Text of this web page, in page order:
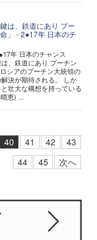
は、鉄道にあり プー
」 - 2●17年 日本のチ
年 日本のチャンス
、鉄道にあり プーチン
シアのプーチン大統領の
決が期待される。 しか
壮大な構想を持っている
恵) ...
40 41 42
43
44
45 次へ